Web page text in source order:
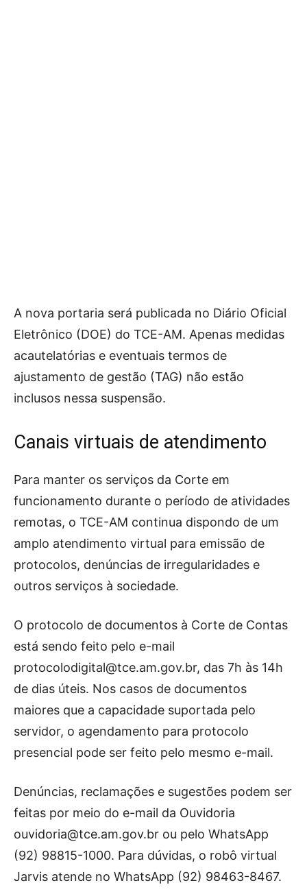
A nova portaria será publicada no Diário Oficial
Eletrônico (DOE) do TCE-AM. Apenas medidas
acautelatórias e eventuais termos de
ajustamento de gestão (TAG) não estão
inclusos nessa suspensão.
Canais virtuais de atendimento
Para manter os serviços da Corte em
funcionamento durante o período de atividades
remotas, o TCE-AM continua dispondo de um
amplo atendimento virtual para emissão de
protocolos, denúncias de irregularidades e
outros serviços à sociedade.
O protocolo de documentos à Corte de Contas
está sendo feito pelo e-mail
protocolodigital@tce.am.gov.br, das 7h às 14h
de dias úteis. Nos casos de documentos
maiores que a capacidade suportada pelo
servidor, o agendamento para protocolo
presencial pode ser feito pelo mesmo e-mail.
Denúncias, reclamações e sugestões podem ser
feitas por meio do e-mail da Ouvidoria
ouvidoria@tce.am.gov.br ou pelo WhatsApp
(92) 98815-1000. Para dúvidas, o robô virtual
Jarvis atende no WhatsApp (92) 98463-8467.